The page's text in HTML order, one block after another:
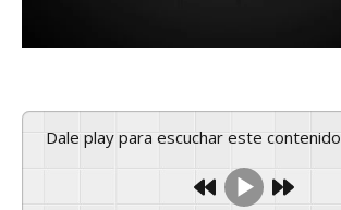
Dale play para escuchar este contenido